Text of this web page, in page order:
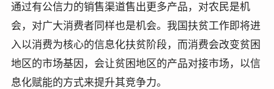
通过有公信力的销售渠道售出更多产品，对农民是机
会，对广大消费者同样也是机会。我国扶贫工作即将进
入以消费为核心的信息化扶贫阶段，而消费会改变贫困
地区的市场基因，会让贫困地区的产品对接市场，以信
息化赋能的方式来提升其竞争力。